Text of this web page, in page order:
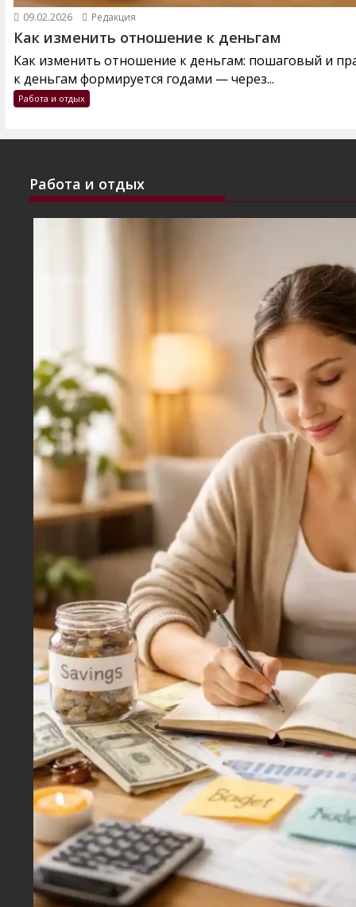
09.02.2026 Редакция
Как изменить отношение к деньгам
Как изменить отношение к деньгам: пошаговый и
к деньгам формируется годами — через...
Работа и отдых
Работа и отдых